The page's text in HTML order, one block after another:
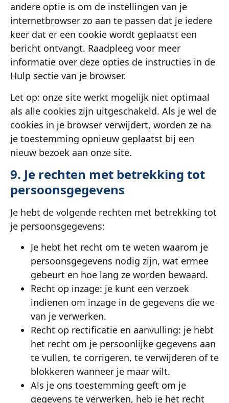
andere optie is om de instellingen van je
internetbrowser zo aan te passen dat je iedere
keer dat er een cookie wordt geplaatst een
bericht ontvangt. Raadpleeg voor meer
informatie over deze opties de instructies in de
Hulp sectie van je browser.
Let op: onze site werkt mogelijk niet optimaal
als alle cookies zijn uitgeschakeld. Als je wel de
cookies in je browser verwijdert, worden ze na
je toestemming opnieuw geplaatst bij een
nieuw bezoek aan onze site.
9. Je rechten met betrekking tot
persoonsgegevens
Je hebt de volgende rechten met betrekking tot
je persoonsgegevens:
Je hebt het recht om te weten waarom je
persoonsgegevens nodig zijn, wat ermee
gebeurt en hoe lang ze worden bewaard.
Recht op inzage: je kunt een verzoek
indienen om inzage in de gegevens die we
van je verwerken.
Recht op rectificatie en aanvulling: je hebt
het recht om je persoonlijke gegevens aan
te vullen, te corrigeren, te verwijderen of te
blokkeren wanneer je maar wilt.
Als je ons toestemming geeft om je
gegevens te verwerken, heb je het recht